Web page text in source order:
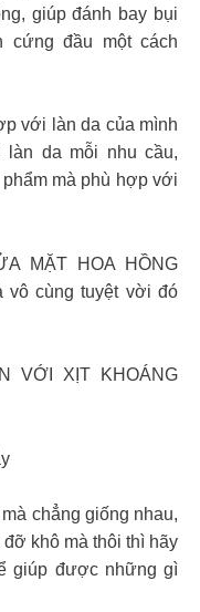
giúp đánh bay bụi
cứng đầu một cách
với làn da của mình
làn da mỗi nhu cầu,
mà phù hợp với
MẶT HOA HỒNG
vô cùng tuyệt vời đó
VỚI XỊT KHOÁNG
chẳng giống nhau,
khô mà thôi thì hãy
giúp được những gì